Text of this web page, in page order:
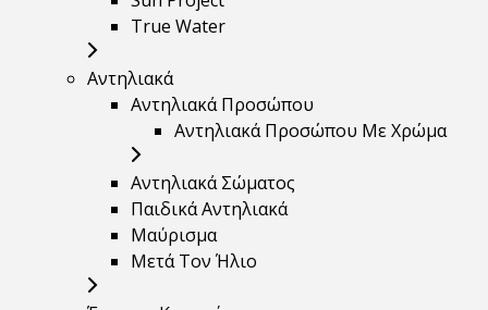
True Water
Αντηλιακά
Αντηλιακά Προσώπου
Αντηλιακά Προσώπου Με Χρώμα
Αντηλιακά Σώματος
Παιδικά Αντηλιακά
Μαύρισμα
Mετά Τον Ήλιο